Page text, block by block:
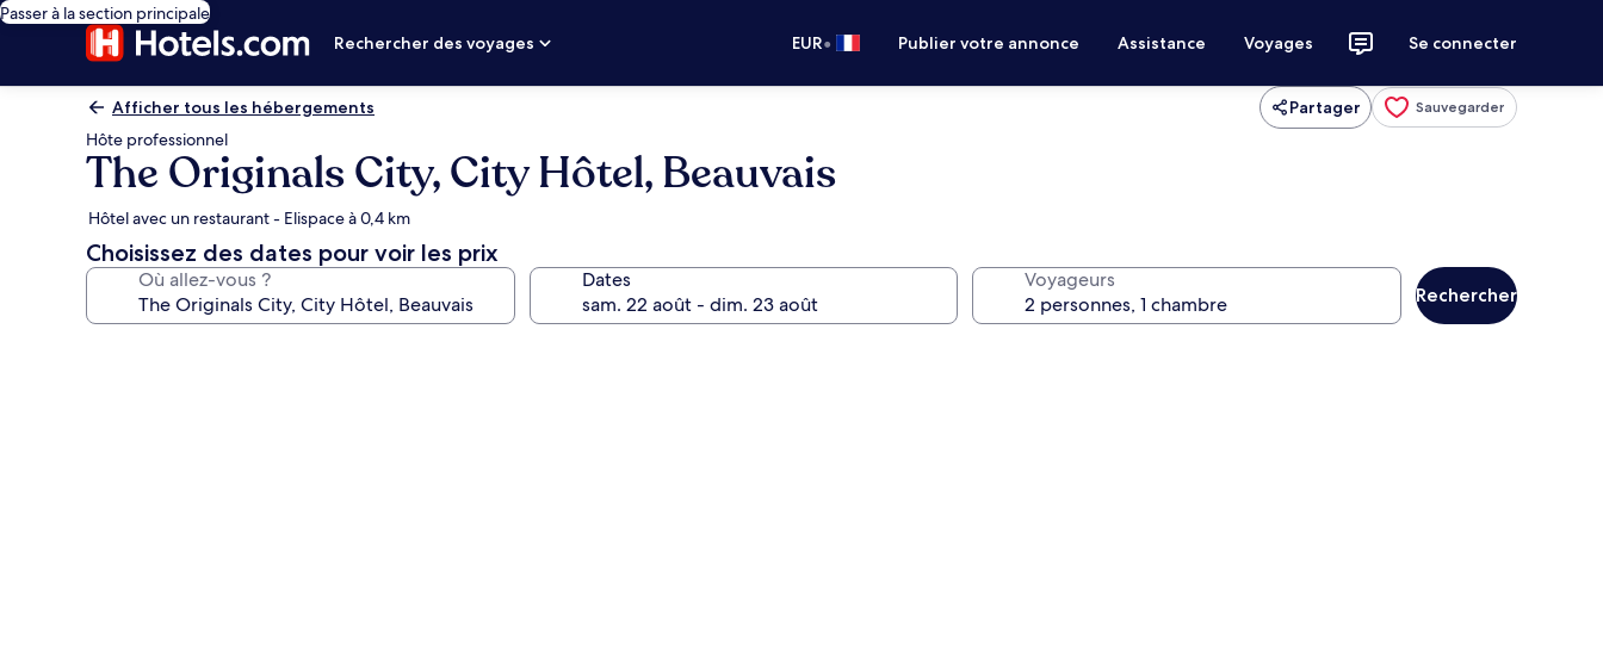
Passer à la section principale
Rechercher des voyages
EUR• Publier votre annonce Assistance Voyages Se connecter
Afficher tous les hébergements Partager Sauvegarder
Hôte professionnel
The Originals City, City Hôtel, Beauvais
Hôtel avec un restaurant - Elispace à 0,4 km
Choisissez des dates pour voir les prix
Où allez-vous ? Dates Voyageurs
Rechercher